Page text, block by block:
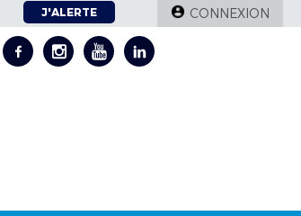
J'ALERTE CONNEXION